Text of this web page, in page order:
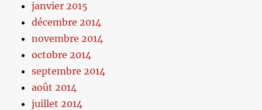
janvier 2015
décembre 2014
novembre 2014
octobre 2014
septembre 2014
août 2014
juillet 2014